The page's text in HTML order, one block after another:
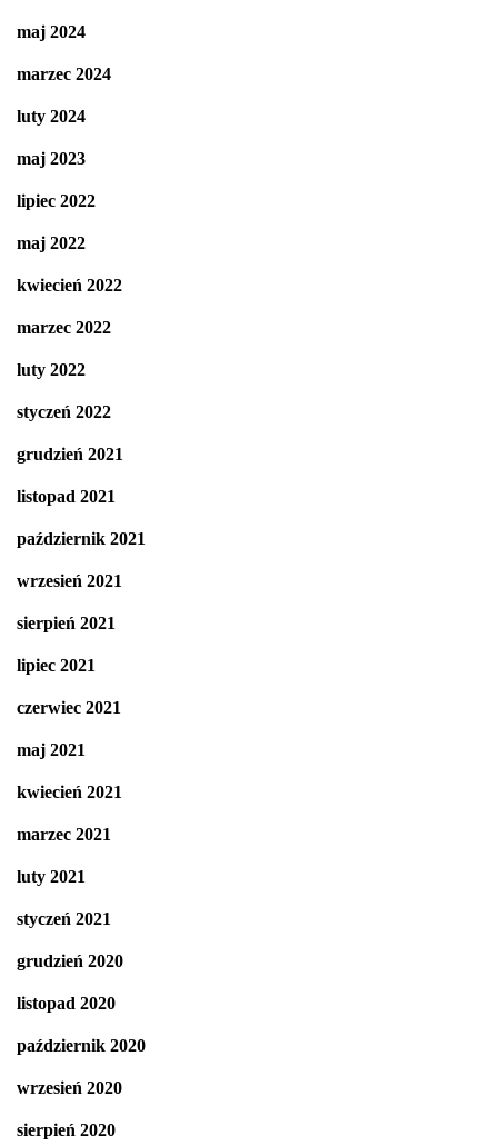
maj 2024
marzec 2024
luty 2024
maj 2023
lipiec 2022
maj 2022
kwiecień 2022
marzec 2022
luty 2022
styczeń 2022
grudzień 2021
listopad 2021
październik 2021
wrzesień 2021
sierpień 2021
lipiec 2021
czerwiec 2021
maj 2021
kwiecień 2021
marzec 2021
luty 2021
styczeń 2021
grudzień 2020
listopad 2020
październik 2020
wrzesień 2020
sierpień 2020